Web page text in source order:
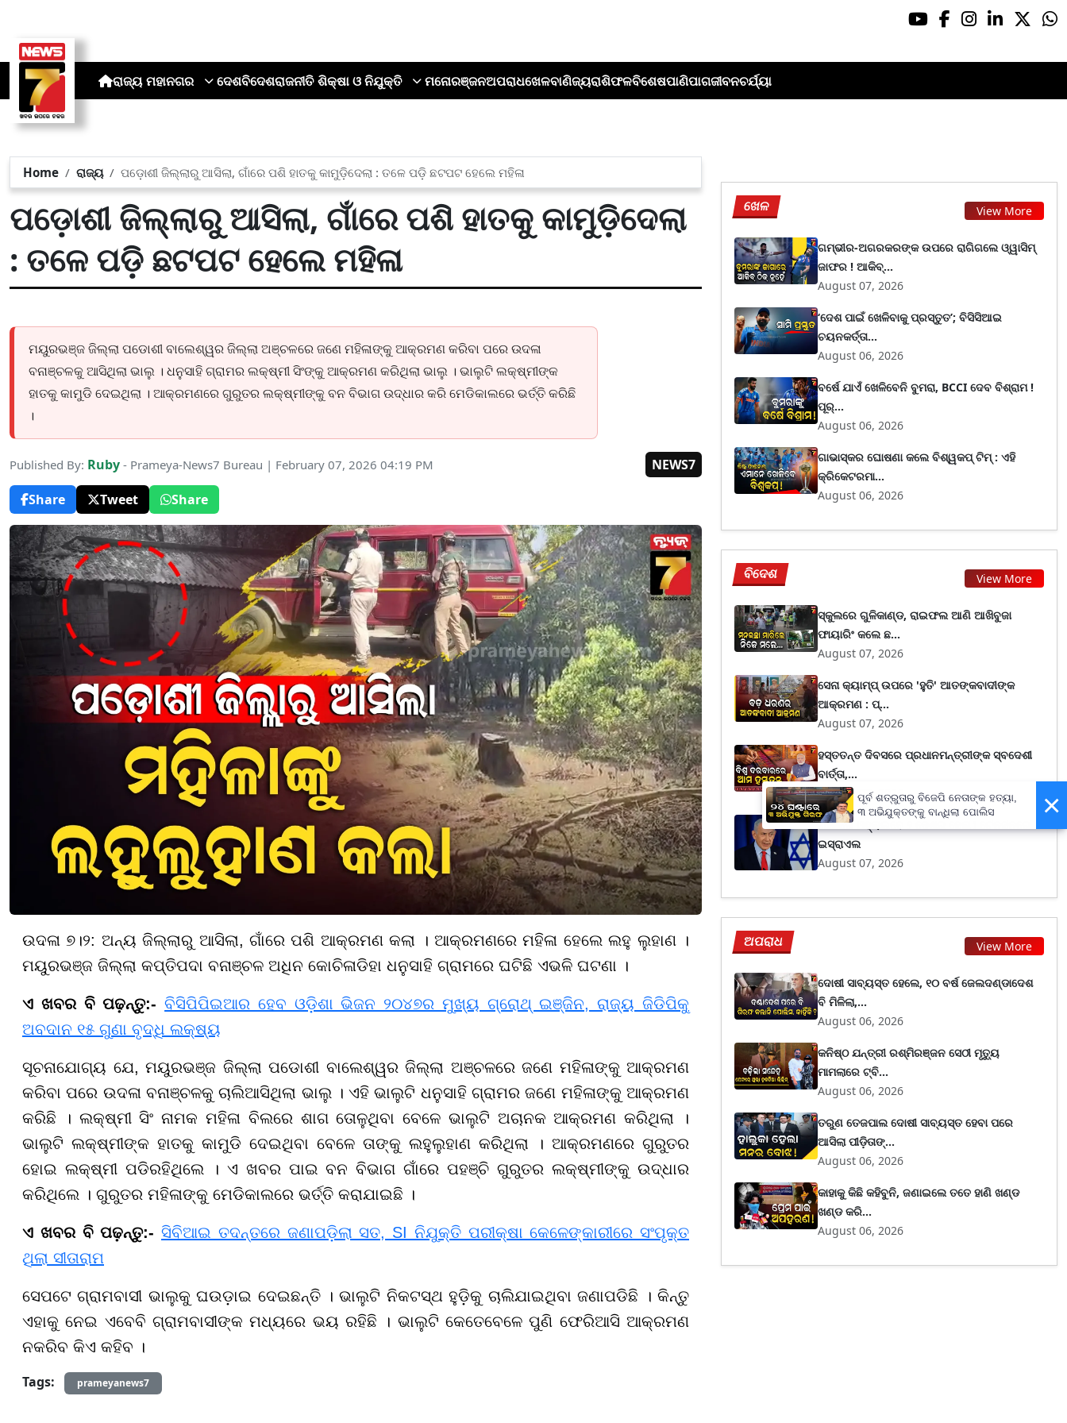
ରାଜ୍ୟ ମହାନଗର ଦେଶବିଦେଶରାଜନୀତି ଶିକ୍ଷା ଓ ନିଯୁକ୍ତି ମନୋରଞ୍ଜନଅପରାଧଖେଳବାଣିଜ୍ୟରାଶିଫଳବିଶେଷପାଣିପାଗଜୀବନଚର୍ଯ୍ୟା
Home ରାଜ୍ୟ ପଡ଼ୋଶୀ ଜିଲ୍ଲାରୁ ଆସିଲା, ଗାଁରେ ପଶି ହାତକୁ କାମୁଡ଼ିଦେଲା : ତଳେ ପଡ଼ି ଛଟପଟ ହେଲେ ମହିଳା
ପଡ଼ୋଶୀ ଜିଲ୍ଲାରୁ ଆସିଲା, ଗାଁରେ ପଶି ହାତକୁ କାମୁଡ଼ିଦେଲା
: ତଳେ ପଡ଼ି ଛଟପଟ ହେଲେ ମହିଳା
ମୟୁରଭଞ୍ଜ ଜିଲ୍ଲା ପଡୋଶୀ ବାଲେଶ୍ୱର ଜିଲ୍ଲା ଅଞ୍ଚଳରେ ଜଣେ ମହିଳାଙ୍କୁ ଆକ୍ରମଣ କରିବା ପରେ ଉଦଳା
ବନାଞ୍ଚଳକୁ ଆସିଥିଲା ଭାଲୁ । ଧନୁସାହି ଗ୍ରାମର ଲକ୍ଷ୍ମୀ ସିଂଙ୍କୁ ଆକ୍ରମଣ କରିଥିଲା ଭାଲୁ । ଭାଲୁଟି ଲକ୍ଷ୍ମୀଙ୍କ
ହାତକୁ କାମୁଡି ଦେଇଥିଲା । ଆକ୍ରମଣରେ ଗୁରୁତର ଲକ୍ଷ୍ମୀଙ୍କୁ ବନ ବିଭାଗ ଉଦ୍ଧାର କରି ମେଡିକାଲରେ ଭର୍ତ୍ତି କରିଛି
।
Published By: Ruby - Prameya-News7 Bureau | February 07, 2026 04:19 PM
NEWS7
Share
Tweet Share
ଉଦଳା ୭।୨: ଅନ୍ୟ ଜିଲ୍ଲାରୁ ଆସିଲା, ଗାଁରେ ପଶି ଆକ୍ରମଣ କଲା । ଆକ୍ରମଣରେ ମହିଳା ହେଲେ ଲହୁ ଲୁହାଣ ।
ମୟୁରଭଞ୍ଜ ଜିଲ୍ଲା କପ୍ତିପଦା ବନାଞ୍ଚଳ ଅଧିନ କୋଚିଳାଡିହା ଧନୁସାହି ଗ୍ରାମରେ ଘଟିଛି ଏଭଳି ଘଟଣା ।
ଏ ଖବର ବି ପଢ଼ନ୍ତୁ:- ବିସିପିପିଇଆର ହେବ ଓଡ଼ିଶା ଭିଜନ ୨୦୪୭ର ମୁଖ୍ୟ ଗ୍ରୋଥ୍ ଇଞ୍ଜିନ, ରାଜ୍ୟ ଜିଡିପିକୁ
ଅବଦାନ ୧୫ ଗୁଣା ବୃଦ୍ଧି ଲକ୍ଷ୍ୟ
ସୂଚନାଯୋଗ୍ୟ ଯେ, ମୟୁରଭଞ୍ଜ ଜିଲ୍ଲା ପଡୋଶୀ ବାଲେଶ୍ୱର ଜିଲ୍ଲା ଅଞ୍ଚଳରେ ଜଣେ ମହିଳାଙ୍କୁ ଆକ୍ରମଣ
କରିବା ପରେ ଉଦଳା ବନାଞ୍ଚଳକୁ ଚାଲିଆସିଥିଲା ଭାଲୁ । ଏହି ଭାଲୁଟି ଧନୁସାହି ଗ୍ରାମର ଜଣେ ମହିଳାଙ୍କୁ ଆକ୍ରମଣ
କରିଛି । ଲକ୍ଷ୍ମୀ ସିଂ ନାମକ ମହିଳା ବିଲରେ ଶାଗ ତୋଳୁଥିବା ବେଳେ ଭାଲୁଟି ଅଚାନକ ଆକ୍ରମଣ କରିଥିଲା ।
ଭାଲୁଟି ଲକ୍ଷ୍ମୀଙ୍କ ହାତକୁ କାମୁଡି ଦେଇଥିବା ବେଳେ ତାଙ୍କୁ ଲହୁଲୁହାଣ କରିଥିଲା । ଆକ୍ରମଣରେ ଗୁରୁତର
ହୋଇ ଲକ୍ଷ୍ମୀ ପଡିରହିଥିଲେ । ଏ ଖବର ପାଇ ବନ ବିଭାଗ ଗାଁରେ ପହଞ୍ଚି ଗୁରୁତର ଲକ୍ଷ୍ମୀଙ୍କୁ ଉଦ୍ଧାର
କରିଥିଲେ । ଗୁରୁତର ମହିଳାଙ୍କୁ ମେଡିକାଲରେ ଭର୍ତ୍ତି କରାଯାଇଛି ।
ଏ ଖବର ବି ପଢ଼ନ୍ତୁ:- ସିବିଆଇ ତଦନ୍ତରେ ଜଣାପଡ଼ିଲା ସତ, SI ନିଯୁକ୍ତି ପରୀକ୍ଷା କେଳେଙ୍କାରୀରେ ସଂପୃକ୍ତ
ଥିଲା ସୀତାରାମ
ସେପଟେ ଗ୍ରାମବାସୀ ଭାଲୁକୁ ଘଉଡ଼ାଇ ଦେଇଛନ୍ତି । ଭାଲୁଟି ନିକଟସ୍ଥ ହୁଡ଼ିକୁ ଚାଲିଯାଇଥିବା ଜଣାପଡିଛି । କିନ୍ତୁ
ଏହାକୁ ନେଇ ଏବେବି ଗ୍ରାମବାସୀଙ୍କ ମଧ୍ୟରେ ଭୟ ରହିଛି । ଭାଲୁଟି କେତେବେଳେ ପୁଣି ଫେରିଆସି ଆକ୍ରମଣ
ନକରିବ କିଏ କହିବ ।
Tags:
prameyanews7
ଖେଳ View More
ଗମ୍ଭୀର-ଅଗରକରଙ୍କ ଉପରେ ରାଗିଗଲେ ଓ୍ୱାସିମ୍
ଜାଫର ! ଆକିବ୍...
August 07, 2026
‘ଦେଶ ପାଇଁ ଖେଳିବାକୁ ପ୍ରସ୍ତୁତ’; ବିସିସିଆଇ
ଚୟନକର୍ତ୍ତା...
August 06, 2026
ବର୍ଷେ ଯାଏଁ ଖେଳିବେନି ବୁମରା, BCCI ଦେବ ବିଶ୍ରାମ !
ପୂର୍...
August 06, 2026
ଗାଭାସ୍କର ଘୋଷଣା କଲେ ବିଶ୍ୱକପ୍ ଟିମ୍ : ଏହି
କ୍ରିକେଟରମା...
August 06, 2026
ବିଦେଶ View More
ସ୍କୁଲରେ ଗୁଳିକାଣ୍ଡ, ରାଇଫଲ ଆଣି ଆଖିବୁଜା
ଫାୟାରିଂ କଲେ ଛ...
August 07, 2026
ସେନା କ୍ୟାମ୍ପ୍ ଉପରେ 'ହୁତି' ଆତଙ୍କବାଦୀଙ୍କ
ଆକ୍ରମଣ : ପ୍...
August 07, 2026
ହସ୍ତତନ୍ତ ଦିବସରେ ପ୍ରଧାନମନ୍ତ୍ରୀଙ୍କ ସ୍ବଦେଶୀ
ବାର୍ତ୍ତା,...
August 07, 2026
ଗାଜାରେ ଓହ୍ଲାଇବେ ୨ ଦେଶର ସେନା ! ଟେନସନରେ
ଇସ୍ରାଏଲ
August 07, 2026
ଅପରାଧ View More
ଦୋଷୀ ସାବ୍ୟସ୍ତ ହେଲେ, ୧୦ ବର୍ଷ ଜେଲଦଣ୍ଡାଦେଶ
ବି ମିଳିଲା,...
August 06, 2026
କନିଷ୍ଠ ଯନ୍ତ୍ରୀ ରଶ୍ମିରଞ୍ଜନ ସେଠୀ ମୃତ୍ୟୁ
ମାମଲାରେ ଟ୍ବି...
August 06, 2026
ତରୁଣ ତେଜପାଲ ଦୋଷୀ ସାବ୍ୟସ୍ତ ହେବା ପରେ
ଆସିଲା ପୀଡ଼ିତାଙ୍...
August 06, 2026
କାହାକୁ କିଛି କହିବୁନି, ଜଣାଇଲେ ତତେ ହାଣି ଖଣ୍ଡ
ଖଣ୍ଡ କରି...
August 06, 2026
×
ପୂର୍ବ ଶତ୍ରୁତାରୁ ବିଜେପି ନେତାଙ୍କ ହତ୍ୟା,
୩ ଅଭିଯୁକ୍ତଙ୍କୁ ବାନ୍ଧିଲା ପୋଲିସ